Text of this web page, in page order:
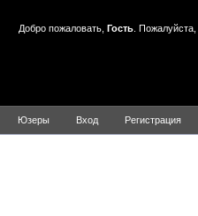
Добро пожаловать, Гость . Пожалуйста,
Юзеры Вход Регистрация